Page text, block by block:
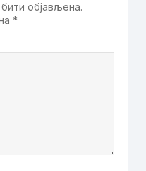
објављена.
*